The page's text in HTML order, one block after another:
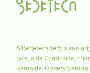
A Bedeteca tem a sua
país, a da Comicarte,
Ramalde. O acervo